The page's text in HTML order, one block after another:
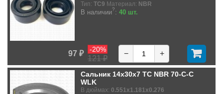
Тип: TC9 Материал: NBR
В наличии?: 40 шт.
97 ₽
121 ₽
-20% − +
Сальник 14x30x7 TC NBR 70-C-C
WLK
В дюймах: 0.551x1.181x0.276